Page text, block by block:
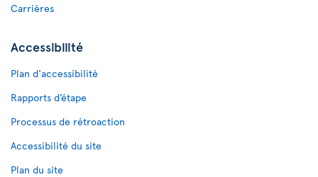
Carrières
Accessibilité
Plan d'accessibilité
Rapports d’étape
Processus de rétroaction
Accessibilité du site
Plan du site